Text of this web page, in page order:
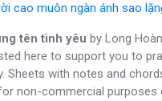
cao muôn ngàn ánh sao
tên tình yêu by Long
here to support you to
Sheets with notes and
non-commercial purposes